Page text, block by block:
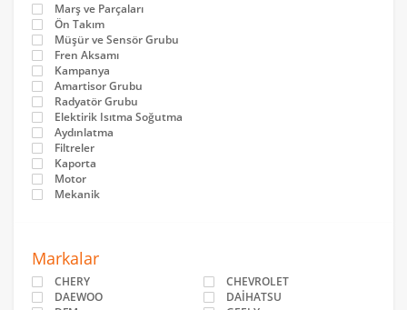
Marş ve Parçaları
Ön Takım
Müşür ve Sensör Grubu
Fren Aksamı
Kampanya
Amartisor Grubu
Radyatör Grubu
Elektirik Isıtma Soğutma
Aydınlatma
Filtreler
Kaporta
Motor
Mekanik
Markalar
CHERY
CHEVROLET
DAEWOO
DAİHATSU